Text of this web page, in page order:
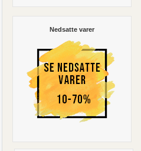
Nedsatte varer